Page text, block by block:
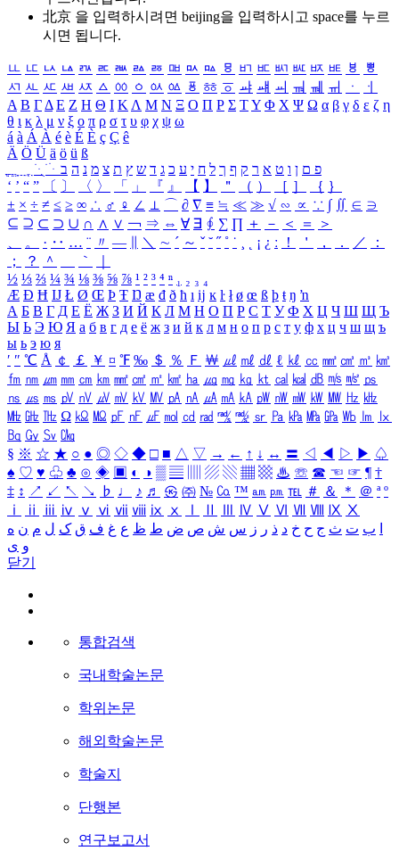
北京 을 입력하시려면 beijing을 입력하시고 space를 누르
시면 됩니다.
ㅥ ㅦ ㅧ ㅨ ㅩ ㅪ ㅫ ㅬ ㅭ ㅮ ㅯ ㅰ ㅱ ㅲ ㅳ ㅴ ㅵ ㅶ ㅷ ㅸ
ㅹ
ㅺ ㅻ ㅼ ㅽ ㅾ ㅿ ㆀ ㆁ ㆂ ㆃ ㆄ ㆅ ㆆ ㆇ ㆈ ㆉ ㆊ ㆋ ㆌ ㆍ
ㆎ
Α Β ΓΔ Ε Ζ Η Θ Ι ΚΛ Μ Ν Ξ Ο Π Ρ Σ ΤΥ Φ Χ Ψ Ω α β γ δ ε ζ η
θ ι κ λ μ ν ξ ο π ρ σ τ υ φ χ ψ ω
á à Á À é è É È ç Ç ê
Ä Ö Ü ä ö ü ß
ִֶֹ ֻּ ׁׂ פ ם ן ו ט א ר ק ף ך ל ח י ע כ ג ד ש ץ ת צ מ נ ה ב
‘ ’ “ ” 〔 〕 〈 〉 「 」 『 』 【 】 ＂ （ ） ［ ］ ｛ ｝
± × ÷ ≠ ≤ ≥ ∞ ∴ ♂ ♀ ∠ ⊥ ⌒ ∂ ∇ ≡ ≒ ≪ ≫ √ ∽ ∝ ∵ ∫ ∬ ∈ ∋
⊆ ⊇ ⊂ ⊃ ∪ ∩ ∧ ∨ ￢ ⇒ ⇔ ∀ ∃ ∮ ∑ ∏ ＋ － ＜ ＝
＞
、
。 · ‥ … ¨ 〃 ― ＼ ∼ ´ ～ ˇ ˘ ˝ ˚ ˙ ¸ ¡ ¿ ː ！ ＇ ， ． ／
：
；
？ ＾ ｀
½ ⅓ ⅔ ¼ ¾ ⅛ ⅜ ⅝ ⅞ ¹ ² ³ ⁴ ⁿ ₁ ₂ ₃ ₄
Æ Ð Ħ Ĳ Ł Ø Œ Þ Ŧ Ŋ æ đ ð ħ ı ĳ ĸ ŀ ł ø œ ß þ ŧ ŋ ŉ
А Б В Г Д Е Ё Ж З И Й К Л М Н О П Р С Т У Ф Х Ц Ч Ш Щ Ъ
Ы Ь Э Ю Я а б в г д е ё ж з и й к л м н о п р с т у ф х ц ч ш щ ъ
ы ь э ю я
′ ″ ℃ Å ￠ ￡ ￥ ¤ ℉ ‰ ＄ ％ Ｆ ￦ ㎕ ㎖ ㎗ ℓ ㎘ ㏄ ㎣ ㎤ ㎥ ㎦
㎙ ㎚ ㎛ ㎜ ㎝ ㎞ ㎟ ㎠ ㎡ ㎢ ㏊ ㎍ ㎎ ㎏ ㏏ ㎈ ㎉ ㏈ ㎧ ㎨ ㎰
㎱ ㎲ ㎳ ㎴ ㎵ ㎶ ㎷ ㎸ ㎹ ㎀ ㎁ ㎂ ㎃ ㎄ ㎺ ㎻ ㎽ ㎾ ㎿ ㎐ ㎑
㎒ ㎓ ㎔ Ω ㏀ ㏁ ㎊ ㎋ ㎌ ㏖ ㏅ ㎭ ㎮ ㎯ ㏛ ㎩ ㎪ ㎫ ㎬ ㏝ ㏐
㏓
㏃ ㏉ ㏜ ㏆
§ ※ ☆ ★ ○ ● ◎ ◇ ◆ □ ■ △ ▽ → ← ↑ ↓ ↔ 〓 ◁ ◀ ▷ ▶ ♤
♠ ♡ ♥ ♧ ♣ ⊙ ◈ ▣ ◐ ◑ ▒ ▤ ▨ ▧ ▦ ▩ ♨ ☏ ☎ ☜ ☞ ¶ †
‡ ↕ ↗ ↙ ↖ ↘ ♭ ♩ ♪ ♬ ㉿ ㈜ № ㏇ ™ ㏂ ㏘ ℡ ＃ ＆ ＊ ＠ ª º
ⅰ
ⅱ ⅲ ⅳ ⅴ ⅵ ⅶ ⅷ ⅸ ⅹ Ⅳ Ⅴ Ⅵ Ⅶ Ⅷ Ⅸ Ⅹ
ب ت ث ج ح خ د ذ ر ز س ش ص ض ط ظ ع غ ف ق ک ل م ن ه
و ی
닫기
통합검색
국내학술논문
학위논문
해외학술논문
학술지
단행본
연구보고서